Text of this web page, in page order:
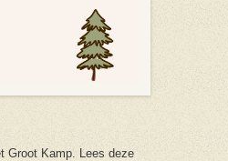
Groot Kamp. Lees deze